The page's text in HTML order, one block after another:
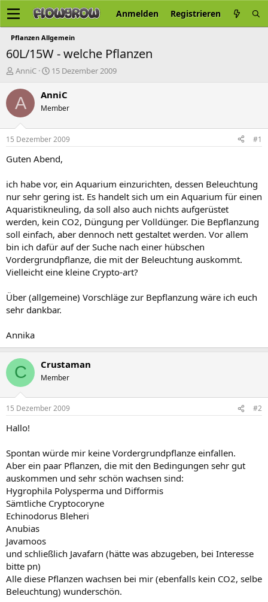
Anmelden Registrieren
Pflanzen Allgemein
60L/15W - welche Pflanzen
E
s
t
e
r
AnniC
E
s
e
t
a
15 Dezember 2009
A AnniC
Member
15 Dezember 2009 #1
Guten Abend,
ich habe vor, ein Aquarium einzurichten, dessen Beleuchtung
nur sehr gering ist. Es handelt sich um ein Aquarium für einen
Aquaristikneuling, da soll also auch nichts aufgerüstet
werden, kein CO2, Düngung per Volldünger. Die Bepflanzung
soll einfach, aber dennoch nett gestaltet werden. Vor allem
bin ich dafür auf der Suche nach einer hübschen
Vordergrundpflanze, die mit der Beleuchtung auskommt.
Vielleicht eine kleine Crypto-art?
Über (allgemeine) Vorschläge zur Bepflanzung wäre ich euch
sehr dankbar.
Annika
C Crustaman
Member
15 Dezember 2009 #2
Hallo!
Spontan würde mir keine Vordergrundpflanze einfallen.
Aber ein paar Pflanzen, die mit den Bedingungen sehr gut
auskommen und sehr schön wachsen sind:
Hygrophila Polysperma und Difformis
Sämtliche Cryptocoryne
Echinodorus Bleheri
Anubias
Javamoos
und schließlich Javafarn (hätte was abzugeben, bei Interesse
bitte pn)
Alle diese Pflanzen wachsen bei mir (ebenfalls kein CO2, selbe
Beleuchtung) wunderschön.